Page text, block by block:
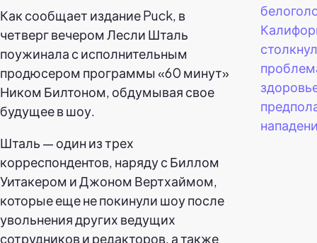
Как сообщает издание Puck, в
четверг вечером Лесли Шталь
поужинала с исполнительным
продюсером программы «60 минут»
Ником Билтоном, обдумывая свое
будущее в шоу.
Шталь — один из трех
корреспондентов, наряду с Биллом
Уитакером и Джоном Вертхаймом,
которые еще не покинули шоу после
увольнения других ведущих
сотрудников и редакторов, а также